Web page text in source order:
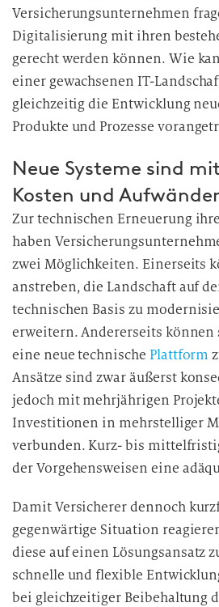
Versicherungsunternehmen
Digitalisierung mit ihren
gerecht werden können. Wie
einer gewachsenen IT-
gleichzeitig die Entwicklung
Produkte und Prozesse
Neue Systeme sind
Kosten und
Zur technischen Erneuerung
haben
zwei Möglichkeiten. Einerseits
anstreben, die Landschaft auf
technischen Basis zu
erweitern. Andererseits können
eine neue technische Plattform
Ansätze sind zwar äußerst
jedoch mit mehrjährigen
Investitionen in mehrstelliger
verbunden. Kurz- bis
der Vorgehensweisen eine
Damit Versicherer dennoch
gegenwärtige Situation
diese auf einen Lösungsansatz
schnelle und flexible
bei gleichzeitiger Beibehaltung